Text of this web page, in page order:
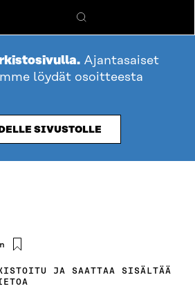
Hae
Ajantasaiset
löydät osoitteesta
SIVUSTOLLE
JA SAATTAA SISÄLTÄÄ